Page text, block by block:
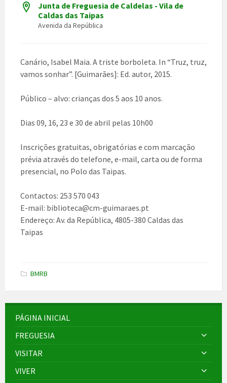
Junta de Freguesia de Caldelas - Vila de
Caldas das Taipas
Avenida da República
Canário, Isabel Maia. A triste borboleta. In “Truz, truz,
vamos sonhar”. [Guimarães]: Ed. autor, 2015.
Público – alvo: crianças dos 5 aos 10 anos.
Dias 09, 16, 23 e 30 de abril pelas 10h00
Inscrições gratuitas, obrigatórias e com marcação
prévia através do telefone, e-mail, carta ou de forma
presencial, no Polo das Taipas.
Contactos: 253 570 043
E-mail: biblioteca@cm-guimaraes.pt
Endereço: Av. da República, 4805-380 Caldas das
Taipas
BMRB
PÁGINA INICIAL
FREGUESIA
VISITAR
VIVER